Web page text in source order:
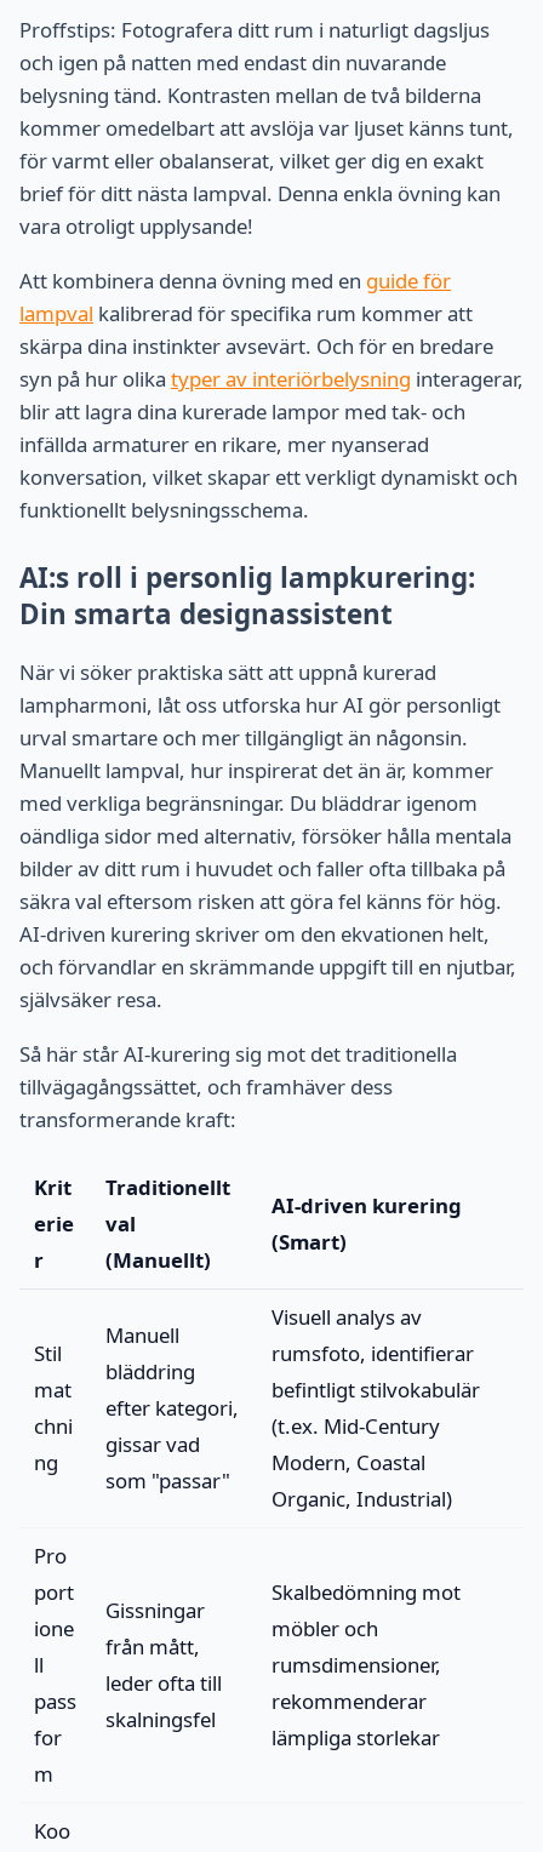
Proffstips: Fotografera ditt rum i naturligt dagsljus
och igen på natten med endast din nuvarande
belysning tänd. Kontrasten mellan de två bilderna
kommer omedelbart att avslöja var ljuset känns tunt,
för varmt eller obalanserat, vilket ger dig en exakt
brief för ditt nästa lampval. Denna enkla övning kan
vara otroligt upplysande!
Att kombinera denna övning med en guide för
lampval kalibrerad för specifika rum kommer att
skärpa dina instinkter avsevärt. Och för en bredare
syn på hur olika typer av interiörbelysning interagerar,
blir att lagra dina kurerade lampor med tak- och
infällda armaturer en rikare, mer nyanserad
konversation, vilket skapar ett verkligt dynamiskt och
funktionellt belysningsschema.
AI:s roll i personlig lampkurering:
Din smarta designassistent
När vi söker praktiska sätt att uppnå kurerad
lampharmoni, låt oss utforska hur AI gör personligt
urval smartare och mer tillgängligt än någonsin.
Manuellt lampval, hur inspirerat det än är, kommer
med verkliga begränsningar. Du bläddrar igenom
oändliga sidor med alternativ, försöker hålla mentala
bilder av ditt rum i huvudet och faller ofta tillbaka på
säkra val eftersom risken att göra fel känns för hög.
AI-driven kurering skriver om den ekvationen helt,
och förvandlar en skrämmande uppgift till en njutbar,
självsäker resa.
Så här står AI-kurering sig mot det traditionella
tillvägagångssättet, och framhäver dess
transformerande kraft:
Krit
erie
r
Traditionellt
val
(Manuellt)
AI-driven kurering
(Smart)
Stil
mat
chni
ng
Manuell
bläddring
efter kategori,
gissar vad
som "passar"
Visuell analys av
rumsfoto, identifierar
befintligt stilvokabulär
(t.ex. Mid-Century
Modern, Coastal
Organic, Industrial)
Pro
port
ione
ll
pass
for
m
Gissningar
från mått,
leder ofta till
skalningsfel
Skalbedömning mot
möbler och
rumsdimensioner,
rekommenderar
lämpliga storlekar
Koo